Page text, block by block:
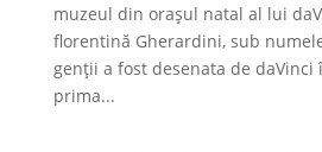
muzeul din orașul natal al lui
florentină Gherardini, sub
genții a fost desenata de daVinci
prima...